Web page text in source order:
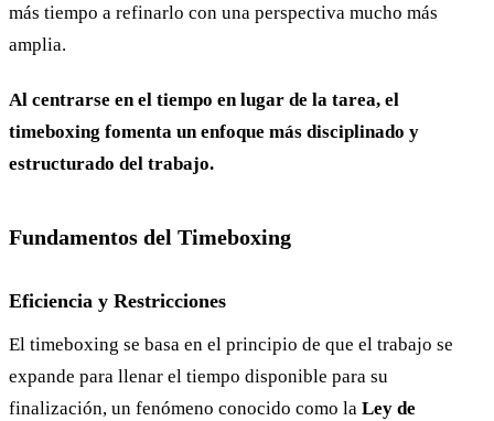
más tiempo a refinarlo con una perspectiva mucho más
amplia.
Al centrarse en el tiempo en lugar de la tarea, el
timeboxing fomenta un enfoque más disciplinado y
estructurado del trabajo.
Fundamentos del Timeboxing
Eficiencia y Restricciones
El timeboxing se basa en el principio de que el trabajo se
expande para llenar el tiempo disponible para su
finalización, un fenómeno conocido como la Ley de